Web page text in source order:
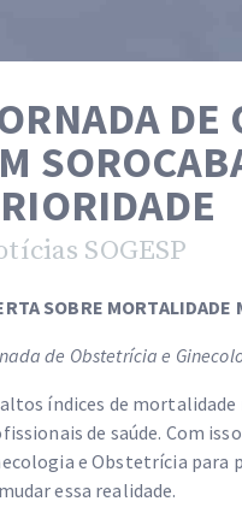
DE
SOGESP
SOBRE MORTALIDADE
de Obstetrícia e
índices de
de saúde. Com
e Obstetrícia para
essa realidade.